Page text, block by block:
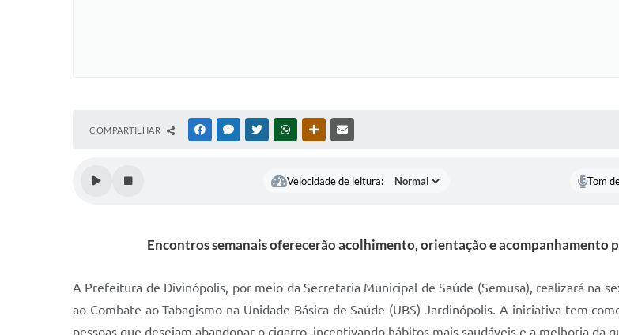
COMPARTILHAR FACEBOOKMESSENGER
TWITTERWHATSAPPOUTRAS MÍDIAS
Velocidade de leitura: Tom
Encontros semanais oferecerão acolhimento, orientação e acompanhamento
A Prefeitura de Divinópolis, por meio da Secretaria Municipal de Saúde (Semusa), realizará na
ao Combate ao Tabagismo na Unidade Básica de Saúde (UBS) Jardinópolis. A iniciativa tem
pessoas que desejam abandonar o cigarro, incentivando hábitos mais saudáveis e a melhoria da